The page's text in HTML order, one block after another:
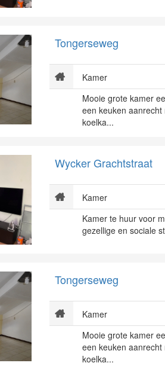
Tongerseweg
Kamer
Mooie grote kamer
een keuken
koelka...
Wycker Grachtstraat
Kamer
Kamer te huur voor
gezellige en sociale
Tongerseweg
Kamer
Mooie grote kamer
een keuken
koelka...